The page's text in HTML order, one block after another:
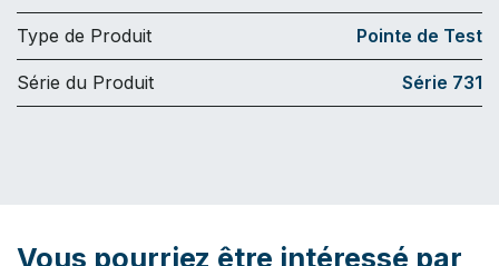
Type de Produit Pointe de Test
Série du Produit Série 731
Vous pourriez être intéressé par